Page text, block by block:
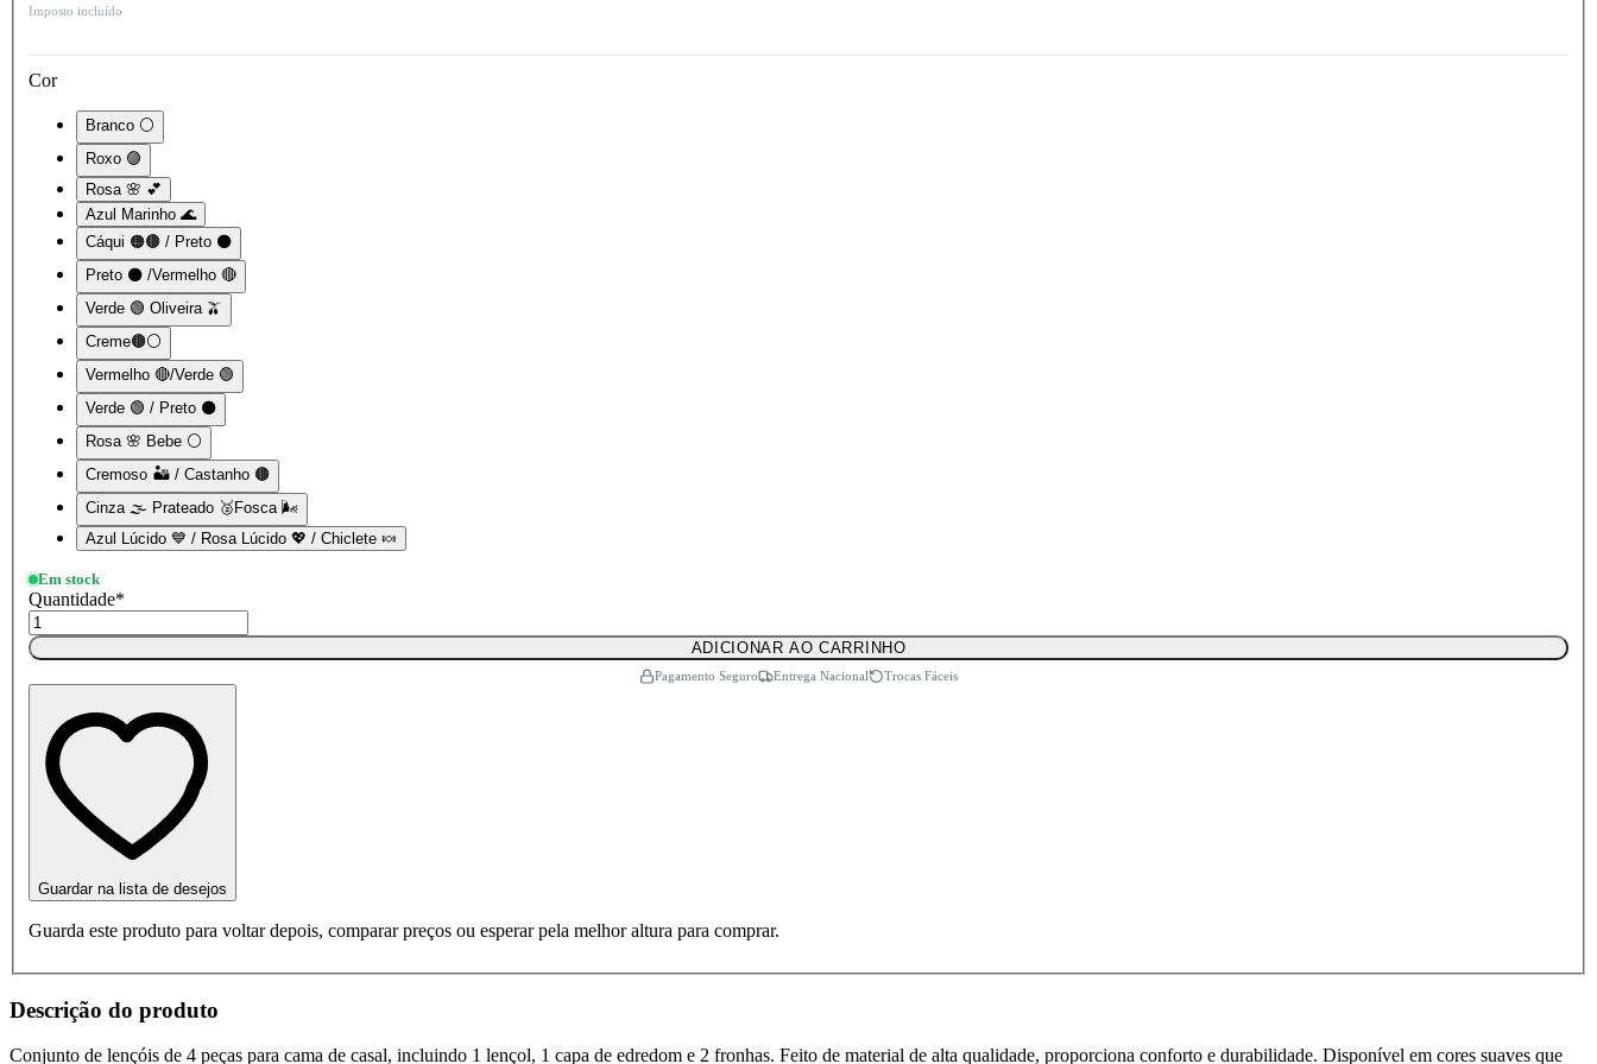
Imposto incluído
Cor
Branco ⚪
Roxo 🟣
Rosa 🌸 💕
Azul Marinho 🌊
Cáqui 🟠🟤 / Preto ⚫
Preto ⚫ /Vermelho 🔴
Verde 🟢 Oliveira 🫒
Creme🟤⚪
Vermelho 🔴/Verde 🟢
Verde 🟢 / Preto ⚫
Rosa 🌸 Bebe ⚪
Cremoso 🏜️ / Castanho 🟤
Cinza 🌫️ Prateado 🥈Fosca 🌬️
Azul Lúcido 💙 / Rosa Lúcido 💖 / Chiclete 🍬
Em stock
Quantidade*
ADICIONAR AO CARRINHO
Pagamento Seguro Entrega Nacional Trocas Fáceis
Guardar na lista de desejos
Guarda este produto para voltar depois, comparar preços ou esperar pela melhor altura para comprar.
Descrição do produto
Conjunto de lençóis de 4 peças para cama de casal, incluindo 1 lençol, 1 capa de edredom e 2 fronhas. Feito de material de alta qualidade, proporciona conforto e durabilidade. Disponível em cores suaves que